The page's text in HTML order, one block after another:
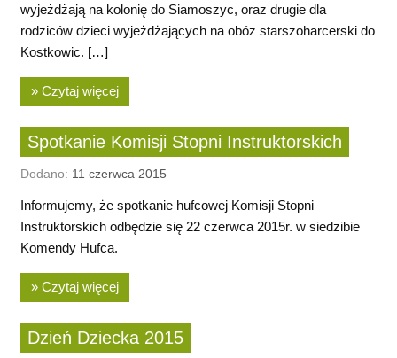
wyjeżdżają na kolonię do Siamoszyc, oraz drugie dla
rodziców dzieci wyjeżdżających na obóz starszoharcerski do
Kostkowic. […]
» Czytaj więcej
Spotkanie Komisji Stopni Instruktorskich
Dodano: 11 czerwca 2015
Informujemy, że spotkanie hufcowej Komisji Stopni
Instruktorskich odbędzie się 22 czerwca 2015r. w siedzibie
Komendy Hufca.
» Czytaj więcej
Dzień Dziecka 2015